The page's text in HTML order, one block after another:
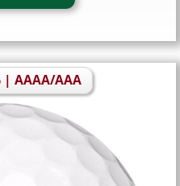
| AAAA/AAA